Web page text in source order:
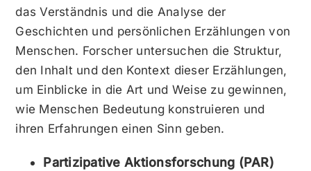
das Verständnis und die Analyse der
Geschichten und persönlichen Erzählungen von
Menschen. Forscher untersuchen die Struktur,
den Inhalt und den Kontext dieser Erzählungen,
um Einblicke in die Art und Weise zu gewinnen,
wie Menschen Bedeutung konstruieren und
ihren Erfahrungen einen Sinn geben.
Partizipative Aktionsforschung (PAR)